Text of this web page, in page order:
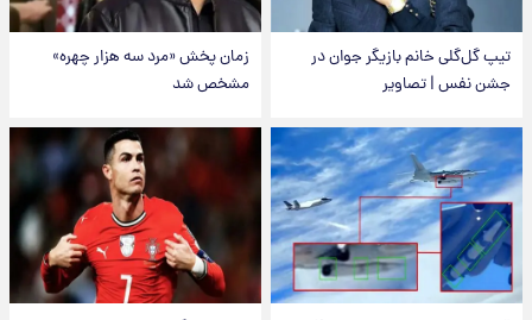
تیپ گل‌گلی خانم بازیگر جوان در
جشن نفس | تصاویر
زمان پخش «مرد سه هزار چهره»
مشخص شد